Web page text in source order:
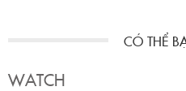
WATCH